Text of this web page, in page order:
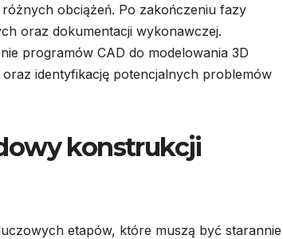
obciążeń. Po zakończeniu fazy
oraz dokumentacji wykonawczej.
programów CAD do modelowania 3D
identyfikację potencjalnych problemów
konstrukcji
etapów, które muszą być starannie